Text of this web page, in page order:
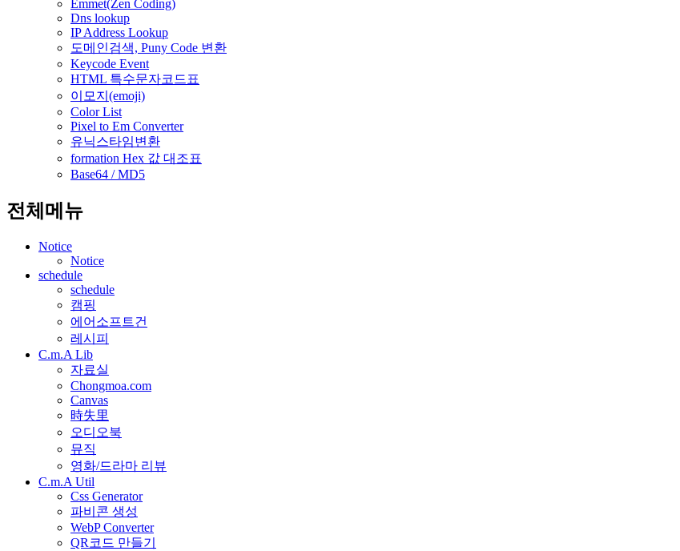
Emmet(Zen Coding)
Dns lookup
IP Address Lookup
도메인검색, Puny Code 변환
Keycode Event
HTML 특수문자코드표
이모지(emoji)
Color List
Pixel to Em Converter
유닉스타임변환
formation Hex 값 대조표
Base64 / MD5
전체메뉴
Notice
Notice
schedule
schedule
캠핑
에어소프트건
레시피
C.m.A Lib
자료실
Chongmoa.com
Canvas
時失里
오디오북
뮤직
영화/드라마 리뷰
C.m.A Util
Css Generator
파비콘 생성
WebP Converter
QR코드 만들기